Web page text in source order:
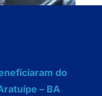
do
– BA